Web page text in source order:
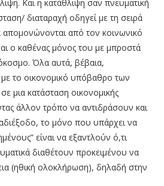
Και η κατάθλιψη σαν πνευματική
διαταραχή οδηγεί με τη σειρά
από τον κοινωνικό
ο καθένας μόνος του με μπροστά
Όλα αυτά, βέβαια,
το οικονομικό υπόβαθρο των
μια κατάσταση οικονομικής
άλλον τρόπο να αντιδράσουν και
το μόνο που υπάρχει να
είναι να εξαντλούν ό,τι
διαθέτουν προκειμένου να
(ηθική ολοκλήρωση), δηλαδή στην